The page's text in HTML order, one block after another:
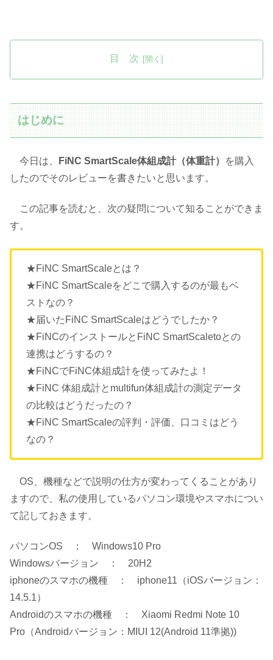
目 次
はじめに
今日は、 FiNC SmartScale体組成計（体重計）
を購入
したのでそのレビューを書きたいと思います。
この記事を読むと、次の疑問について知ることができま
す。
★FiNC SmartScaleとは？
★FiNC SmartScaleをどこで購入するのが最もベ
ストなの？
★届いたFiNC SmartScaleはどうでしたか？
★FiNCのインストールとFiNC SmartScaletoとの
連携はどうするの？
★FiNCでFiNC体組成計を使ってみたよ！
★FiNC 体組成計とmultifun体組成計の測定データ
の比較はどうだったの？
★FiNC SmartScaleの評判・評価、口コミはどう
なの？
OS、機種などで説明の仕方が変わってくることがあり
ますので、私の使用しているパソコン環境やスマホについ
て記しておきます。
パソコンOS ： Windows10 Pro
Windowsバージョン ： 20H2
iphoneのスマホの機種 ： iphone11（iOSバージョン：
14.5.1）
Androidのスマホの機種 ： Xiaomi Redmi Note 10
Pro（Androidバージョン：MIUI 12(Android 11準拠))